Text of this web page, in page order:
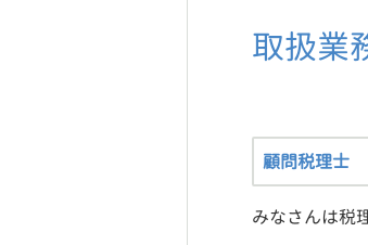
取扱業
顧問税理士
みなさんは税